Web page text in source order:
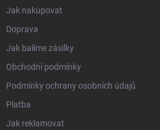
Jak nakupovat
Doprava
Jak balíme zásilky
Obchodní podmínky
Podmínky ochrany osobních údajů
Platba
Jak reklamovat